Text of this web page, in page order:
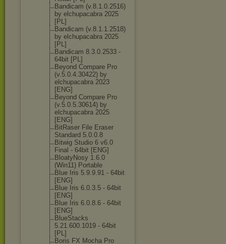
Bandicam (v.8.1.0.2516)
by elchupacabra 2025
[PL]
Bandicam (v.8.1.1.2518)
by elchupacabra 2025
[PL]
Bandicam 8.3.0.2533 -
64bit [PL]
Beyond Compare Pro
(v.5.0.4.30422) by
elchupacabra 2023
[ENG]
Beyond Compare Pro
(v.5.0.5.30614) by
elchupacabra 2025
[ENG]
BitRaser File Eraser
Standard 5.0.0.8
Bitwig Studio 6 v6.0
Final - 64bit [ENG]
BloatyNosy 1.6.0
(Win11) Portable
Blue Iris 5.9.9.91 - 64bit
[ENG]
Blue Iris 6.0.3.5 - 64bit
[ENG]
Blue Iris 6.0.8.6 - 64bit
[ENG]
BlueStacks
5.21.600.1019 - 64bit
[PL]
Boris FX Mocha Pro